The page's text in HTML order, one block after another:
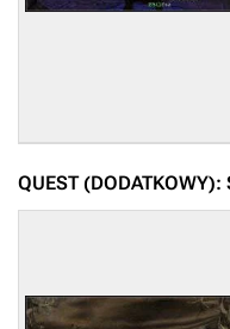
QUEST